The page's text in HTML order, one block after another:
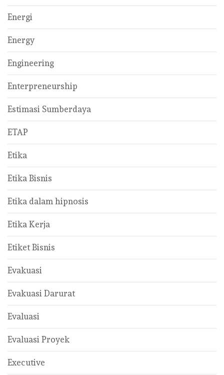
Energi
Energy
Engineering
Enterpreneurship
Estimasi Sumberdaya
ETAP
Etika
Etika Bisnis
Etika dalam hipnosis
Etika Kerja
Etiket Bisnis
Evakuasi
Evakuasi Darurat
Evaluasi
Evaluasi Proyek
Executive